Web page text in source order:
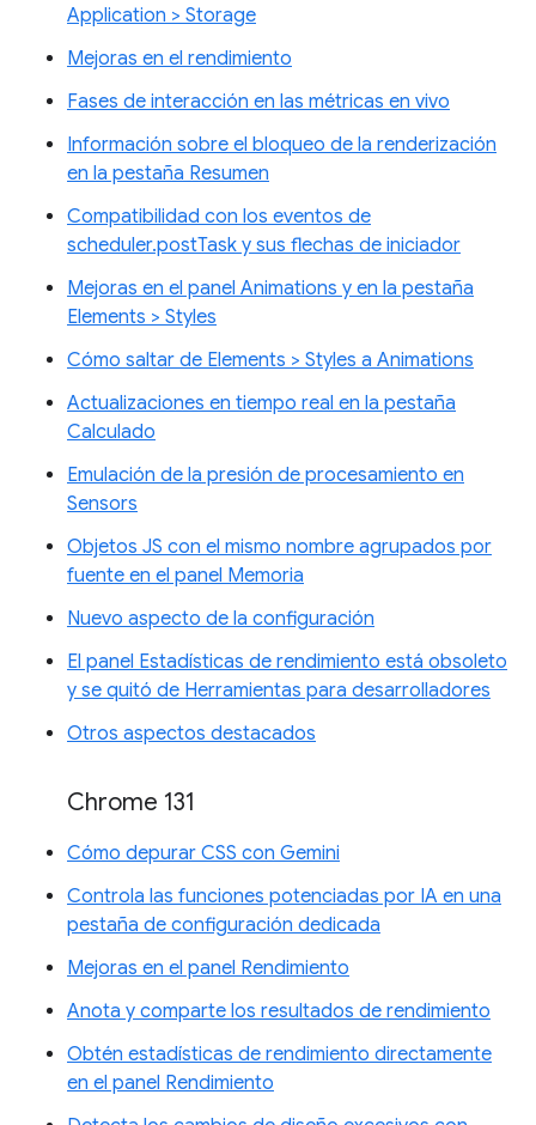
Application > Storage
Mejoras en el rendimiento
Fases de interacción en las métricas en vivo
Información sobre el bloqueo de la renderización
en la pestaña Resumen
Compatibilidad con los eventos de
scheduler.postTask y sus flechas de iniciador
Mejoras en el panel Animations y en la pestaña
Elements > Styles
Cómo saltar de Elements > Styles a Animations
Actualizaciones en tiempo real en la pestaña
Calculado
Emulación de la presión de procesamiento en
Sensors
Objetos JS con el mismo nombre agrupados por
fuente en el panel Memoria
Nuevo aspecto de la configuración
El panel Estadísticas de rendimiento está obsoleto
y se quitó de Herramientas para desarrolladores
Otros aspectos destacados
Chrome 131
Cómo depurar CSS con Gemini
Controla las funciones potenciadas por IA en una
pestaña de configuración dedicada
Mejoras en el panel Rendimiento
Anota y comparte los resultados de rendimiento
Obtén estadísticas de rendimiento directamente
en el panel Rendimiento